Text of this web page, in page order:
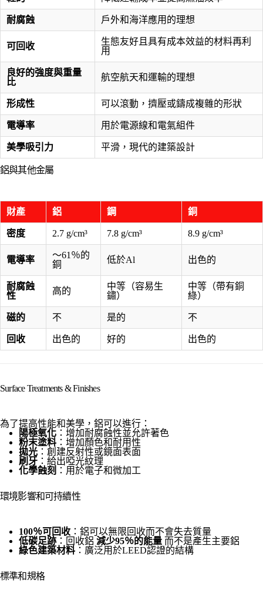
耐腐蝕 戶外和海洋應用的理想
可回收
生態友好且具有成本效益的材料再利
用
良好的強度與重量
比
航空航天和運輸的理想
形成性 可以滾動，擠壓或鑄成複雜的形狀
電導率 用於電源線和電氣組件
美學吸引力 平滑，現代的建築設計
鋁與其他金屬
財產 鋁 鋼 銅
密度 2.7 g/cm³ 7.8 g/cm³ 8.9 g/cm³
電導率
〜61％的
銅
低於Al 出色的
耐腐蝕
性
高的
中等（容易生
鏽）
中等（帶有銅
綠）
磁的 不 是的 不
回收 出色的 好的 出色的
Surface Treatments & Finishes
為了提高性能和美學，鋁可以進行：
陽極氧化 ：增加耐腐蝕性並允許著色
粉末塗料 ：增加顏色和耐用性
拋光 ：創建反射性或鏡面表面
刷牙 ：給出啞光紋理
化學蝕刻 ：用於電子和微加工
環境影響和可持續性
100％可回收 ：鋁可以無限回收而不會失去質量
低碳足跡 ：回收鋁 減少95％的能量 而不是產生主要鋁
綠色建築材料 ：廣泛用於LEED認證的結構
標準和規格